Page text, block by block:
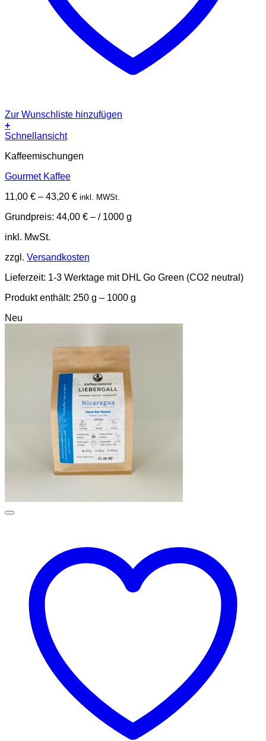
Zur Wunschliste hinzufügen
+
Dieses
weist
Varianten
Die
können
auf
der
Produktseite
gewählt
werden
Schnellansicht
Kaffeemischungen
Gourmet Kaffee
11,00 € – 43,20 € inkl. MWSt.
Grundpreis: 44,00 € – / 1000 g
inkl. MwSt.
zzgl. Versandkosten
Lieferzeit: 1-3 Werktage mit DHL Go Green (CO2 neutral)
Produkt enthält: 250 g – 1000 g
Neu